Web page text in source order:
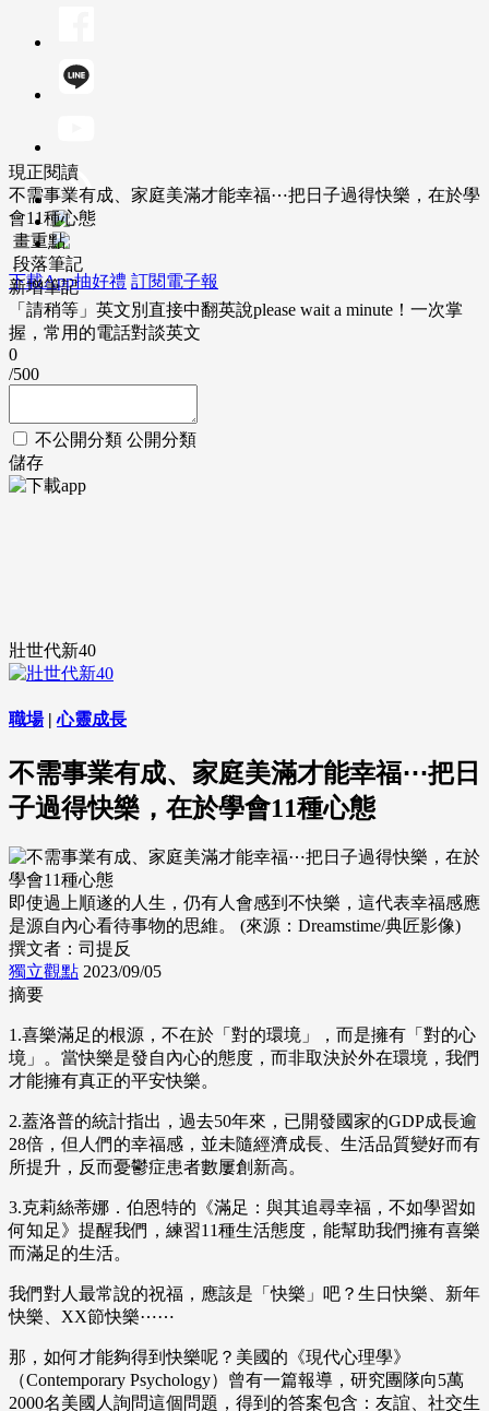
下載App抽好禮 訂閱電子報
現正閱讀
不需事業有成、家庭美滿才能幸福⋯把日子過得快樂，在於學
會11種心態
畫重點
段落筆記
新增筆記
「請稍等」英文別直接中翻英說please wait a minute！一次掌
握，常用的電話對談英文
0
/500
不公開分類 公開分類
儲存
壯世代新40
職場|心靈成長
不需事業有成、家庭美滿才能幸福⋯把日
子過得快樂，在於學會11種心態
即使過上順遂的人生，仍有人會感到不快樂，這代表幸福感應
是源自內心看待事物的思維。 (來源：Dreamstime/典匠影像)
撰文者：司提反
獨立觀點 2023/09/05
摘要
1.喜樂滿足的根源，不在於「對的環境」，而是擁有「對的心
境」。當快樂是發自內心的態度，而非取決於外在環境，我們
才能擁有真正的平安快樂。
2.蓋洛普的統計指出，過去50年來，已開發國家的GDP成長逾
28倍，但人們的幸福感，並未隨經濟成長、生活品質變好而有
所提升，反而憂鬱症患者數屢創新高。
3.克莉絲蒂娜．伯恩特的《滿足：與其追尋幸福，不如學習如
何知足》提醒我們，練習11種生活態度，能幫助我們擁有喜樂
而滿足的生活。
我們對人最常說的祝福，應該是「快樂」吧？生日快樂、新年
快樂、XX節快樂⋯⋯
那，如何才能夠得到快樂呢？美國的《現代心理學》
（Contemporary Psychology）曾有一篇報導，研究團隊向5萬
2000名美國人詢問這個問題，得到的答案包含：友誼、社交生